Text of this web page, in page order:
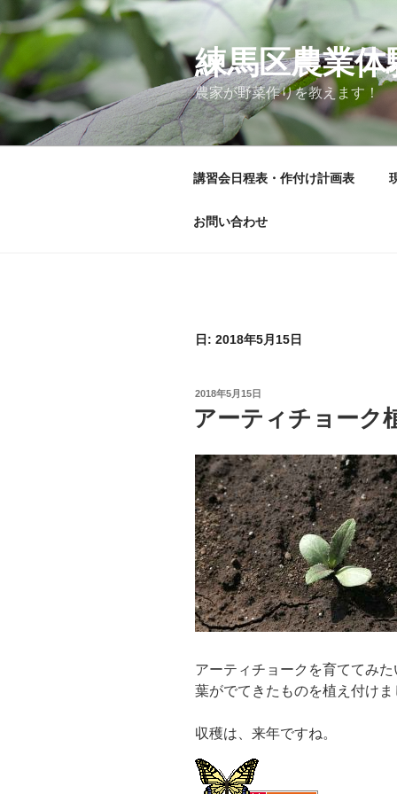
ン
テ
ン
ツ
へ
ス
練馬区農業
農家が野菜作りを教えます！
講習会日程表・作付け計画表
お問い合わせ
日: 2018年5月15日
投
日:
2018年5月15日
アーティチョーク
アーティチョークを育ててみ
葉がでてきたものを植え付けま
収穫は、来年ですね。